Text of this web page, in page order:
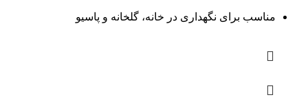
مناسب برای نگهداری در خانه، گلخانه و پاسیو